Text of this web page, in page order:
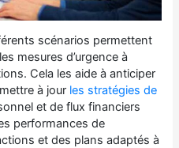
scénarios permettent
mesures d’urgence à
Cela les aide à anticiper
à jour les stratégies de
et de flux financiers
performances de
et des plans adaptés à